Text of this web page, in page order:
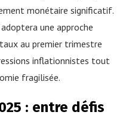
monétaire significatif.
une approche
au premier trimestre
inflationnistes tout
fragilisée.
: entre défis